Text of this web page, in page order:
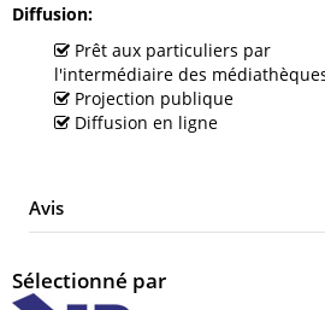
Diffusion
Prêt aux particuliers par
l'intermédiaire des
Projection publique
Diffusion en ligne
Avis
Sélectionné par